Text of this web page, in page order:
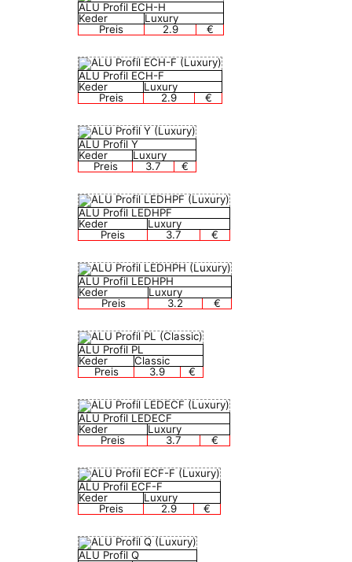
ALU Profil ECH-H
Keder
Luxury
Preis
2.9 €
ALU Profil ECH-F
Keder
Luxury
Preis
2.9 €
ALU Profil Y
Keder
Luxury
Preis
3.7 €
ALU Profil LEDHPF
Keder
Luxury
Preis
3.7 €
ALU Profil LEDHPH
Keder
Luxury
Preis
3.2 €
ALU Profil PL
Keder
Classic
Preis
3.9 €
ALU Profil LEDECF
Keder
Luxury
Preis
3.7 €
ALU Profil ECF-F
Keder
Luxury
Preis
2.9 €
ALU Profil Q